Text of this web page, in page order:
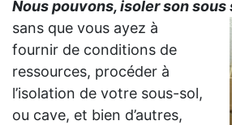
Nous pouvons, isoler son sous
sans que vous ayez à
fournir de conditions de
ressources, procéder à
l’isolation de votre sous-sol,
ou cave, et bien d’autres,